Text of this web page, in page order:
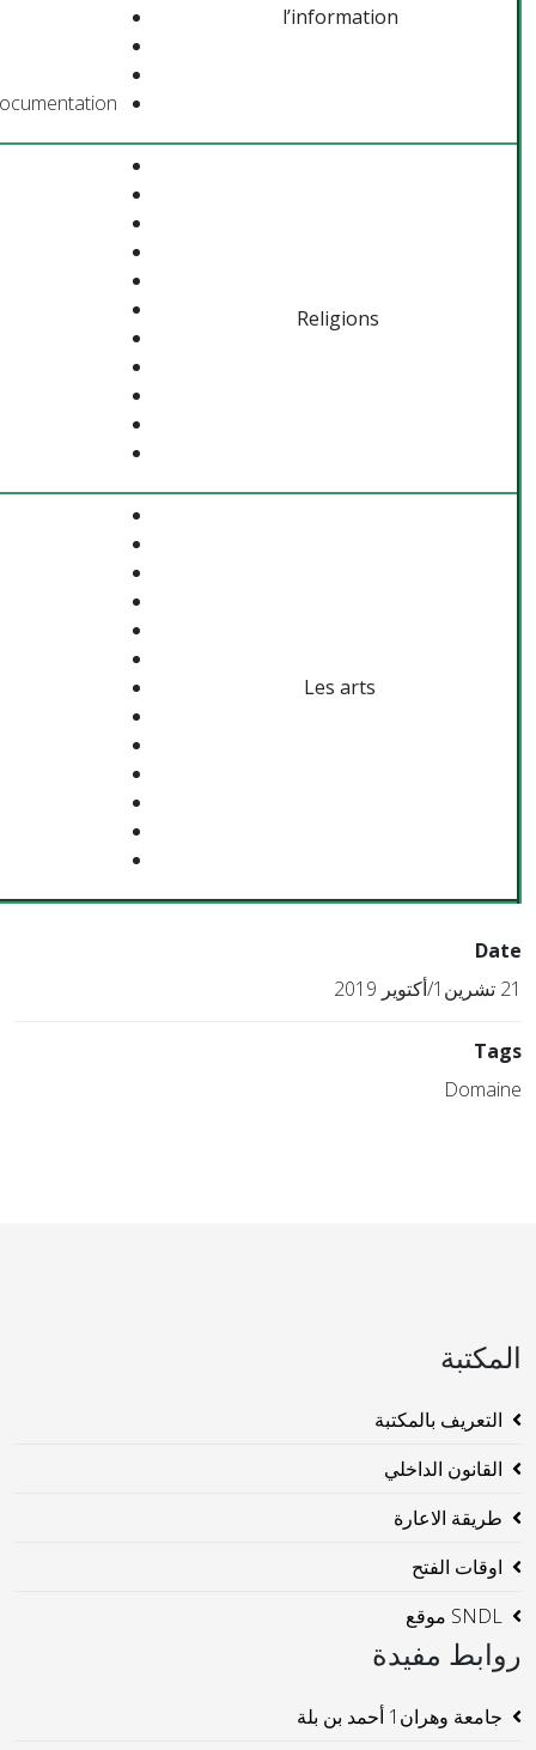
l’information
Religions
Les arts
Date
21 تشرين1/أكتوير 2019
Tags
Domaine
المكتبة
التعريف بالمكتبة
القانون الداخلي
طريقة الاعارة
اوقات الفتح
SNDL موقع
روابط مفيدة
جامعة وهران1 أحمد بن بلة